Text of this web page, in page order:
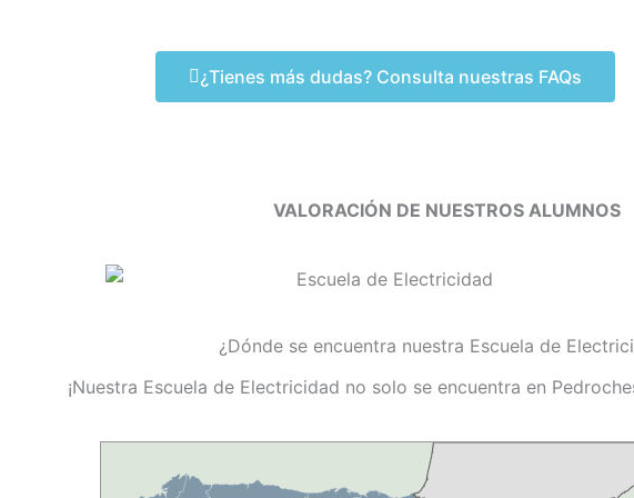
¿Tienes más dudas? Consulta nuestras FAQs
VALORACIÓN DE NUESTROS ALUMNOS
¿Dónde se encuentra nuestra Escuela de
¡Nuestra Escuela de Electricidad no solo se encuentra en